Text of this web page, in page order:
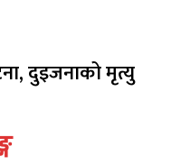
दुइजनाको मृत्यु